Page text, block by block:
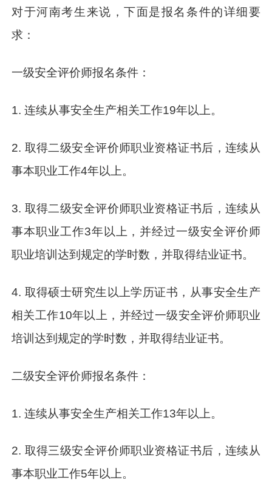
对于河南考生来说，下面是报名条件的详细要
求：
一级安全评价师报名条件：
1. 连续从事安全生产相关工作19年以上。
2. 取得二级安全评价师职业资格证书后，连续从
事本职业工作4年以上。
3. 取得二级安全评价师职业资格证书后，连续从
事本职业工作3年以上，并经过一级安全评价师
职业培训达到规定的学时数，并取得结业证书。
4. 取得硕士研究生以上学历证书，从事安全生产
相关工作10年以上，并经过一级安全评价师职业
培训达到规定的学时数，并取得结业证书。
二级安全评价师报名条件：
1. 连续从事安全生产相关工作13年以上。
2. 取得三级安全评价师职业资格证书后，连续从
事本职业工作5年以上。